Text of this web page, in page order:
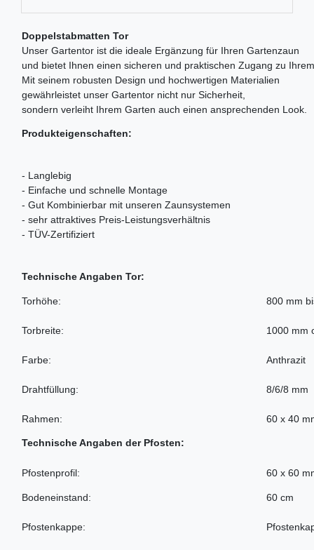
Doppelstabmatten Tor
Unser Gartentor ist die ideale Ergänzung für Ihren Gartenzaun
und bietet Ihnen einen sicheren und praktischen Zugang zu
Mit seinem robusten Design und hochwertigen Materialien
gewährleistet unser Gartentor nicht nur Sicherheit,
sondern verleiht Ihrem Garten auch einen ansprechenden Look.
Produkteigenschaften:
- Langlebig
- Einfache und schnelle Montage
- Gut Kombinierbar mit unseren Zaunsystemen
- sehr attraktives Preis-Leistungsverhältnis
- TÜV-Zertifiziert
Technische Angaben Tor:
Torhöhe:
Torbreite:
Farbe:
Drahtfüllung:
Rahmen:
800 mm
1000 mm
Anthrazit
8/6/8 mm
60 x 40
Technische Angaben der Pfosten:
Pfostenprofil:
Bodeneinstand:
Pfostenkappe:
60 x 60
60 cm